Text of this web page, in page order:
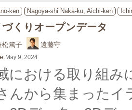
ken Nagoya-shi Naka-ku, Aichi-ken
づくりオープンデータ
松篤子
遠藤守
May 9, 2024
における取り組み
んから集まったイ